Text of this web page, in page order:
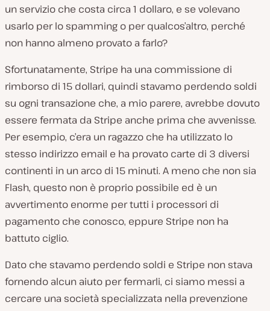
un servizio che costa circa 1 dollaro, e se volevano
usarlo per lo spamming o per qualcos’altro, perché
non hanno almeno provato a farlo?
Sfortunatamente, Stripe ha una commissione di
rimborso di 15 dollari, quindi stavamo perdendo soldi
su ogni transazione che, a mio parere, avrebbe dovuto
essere fermata da Stripe anche prima che avvenisse.
Per esempio, c’era un ragazzo che ha utilizzato lo
stesso indirizzo email e ha provato carte di 3 diversi
continenti in un arco di 15 minuti. A meno che non sia
Flash, questo non è proprio possibile ed è un
avvertimento enorme per tutti i processori di
pagamento che conosco, eppure Stripe non ha
battuto ciglio.
Dato che stavamo perdendo soldi e Stripe non stava
fornendo alcun aiuto per fermarli, ci siamo messi a
cercare una società specializzata nella prevenzione